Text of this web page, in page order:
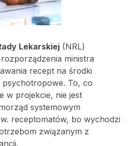
Lekarskiej (NRL)
ministra
recept na środki
psychotropowe. To, co
w projekcie, nie jest
systemowym
receptomatów, bo wychodzi
związanym z